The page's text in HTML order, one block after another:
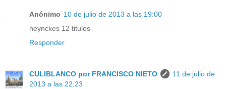
Anónimo 10 de julio de 2013 a las 19:00
heynckes 12 titulos
Responder
CULIBLANCO por FRANCISCO NIETO
11 de julio de
2013 a las 22:23